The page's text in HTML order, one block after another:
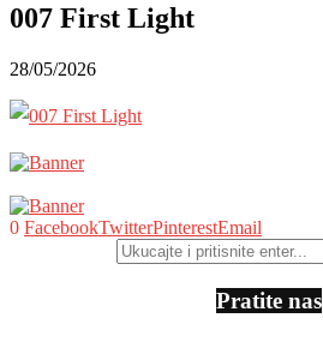
007 First Light
28/05/2026
0 FacebookTwitterPinterestEmail
Pratite nas